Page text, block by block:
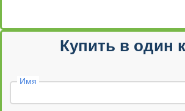
Купить в один
Имя